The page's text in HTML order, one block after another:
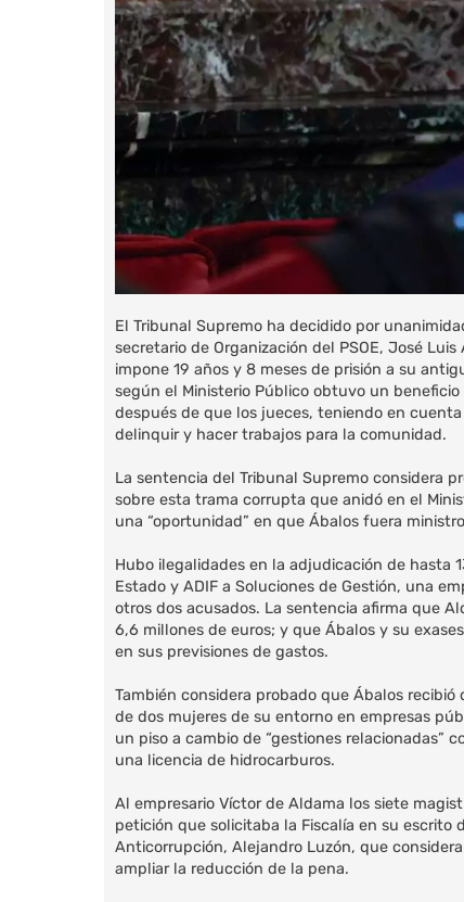
El Tribunal Supremo ha decidido por
secretario de Organización del PSOE, José
impone 19 años y 8 meses de prisión a su
según el Ministerio Público obtuvo un
después de que los jueces, teniendo en
delinquir y hacer trabajos para la comunidad.
La sentencia del Tribunal Supremo considera
sobre esta trama corrupta que anidó en el
una “oportunidad” en que Ábalos fuera
Hubo ilegalidades en la adjudicación de hasta
Estado y ADIF a Soluciones de Gestión, una
otros dos acusados. La sentencia afirma que
6,6 millones de euros; y que Ábalos y su
en sus previsiones de gastos.
También considera probado que Ábalos
de dos mujeres de su entorno en empresas
un piso a cambio de “gestiones relacionadas”
una licencia de hidrocarburos.
Al empresario Víctor de Aldama los siete
petición que solicitaba la Fiscalía en su escrito
Anticorrupción, Alejandro Luzón, que
ampliar la reducción de la pena.